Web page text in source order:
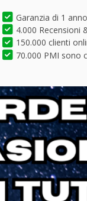
Garanzia di 1
4.000 Recensioni
150.000 clienti
70.000 PMI sono